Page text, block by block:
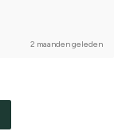
2 maanden geleden